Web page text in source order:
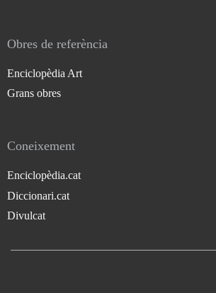
Obres de referència
Enciclopèdia Art
Grans obres
Coneixement
Enciclopèdia.cat
Diccionari.cat
Divulcat